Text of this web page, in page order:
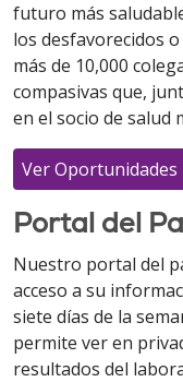
futuro más
los desfavorecidos
más de 10,000
compasivas que,
en el socio de salud
Ver
Portal del
Nuestro portal del
acceso a su
siete días de la
permite ver en
resultados del